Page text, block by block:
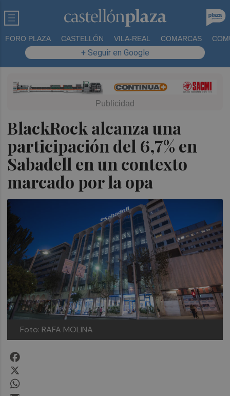
FORO PLAZA CASTELLÓN VILA-REAL COMARCAS
+ Seguir en Google
BlackRock alcanza una
participación del 6,7% en
Sabadell en un contexto
marcado por la opa
Foto: RAFA MOLINA